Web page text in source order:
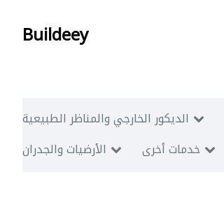
Buildeey
الديكور الخارجي والمناظر الطبيعية
الأرضيات والجدران
خدمات أخرى